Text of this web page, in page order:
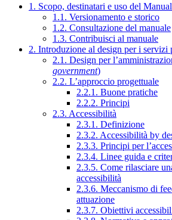
1. Scopo, destinatari e uso del
1.1. Versionamento e storico
1.2. Consultazione del manuale
1.3. Contribuisci al manuale
2. Introduzione al design per i
2.1. Design per
government)
2.2. L’approccio progettuale
2.2.1. Buone pratiche
2.2.2. Principi
2.3. Accessibilità
2.3.1. Definizione
2.3.2. Accessibilità by
2.3.3. Principi per
2.3.4. Linee guida e
2.3.5. Come rilasciare
accessibilità
2.3.6. Meccanismo di
attuazione
2.3.7. Obiettivi